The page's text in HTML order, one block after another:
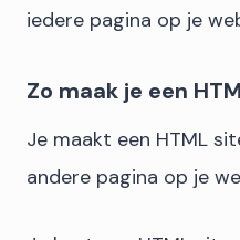
iedere pagina op je
Zo maak je een
Je maakt een HTML
andere pagina op je